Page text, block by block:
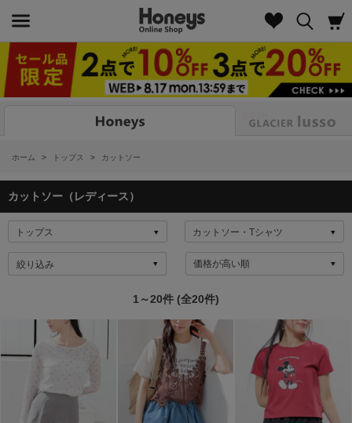
ホーム > トップス > カットソー
カットソー（レディース）
絞り込み
1～20件 (全20件)